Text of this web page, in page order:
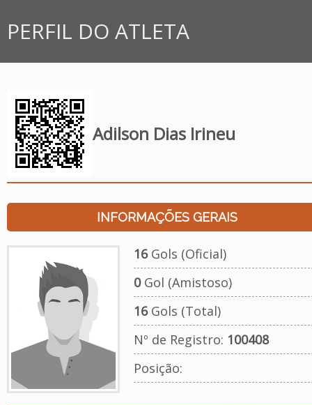
PERFIL DO ATLETA
Adilson Dias Irineu
INFORMAÇÕES GERAIS
16Gols (Oficial)
0Gol (Amistoso)
16Gols (Total)
Nº de Registro: 100408
Posição: